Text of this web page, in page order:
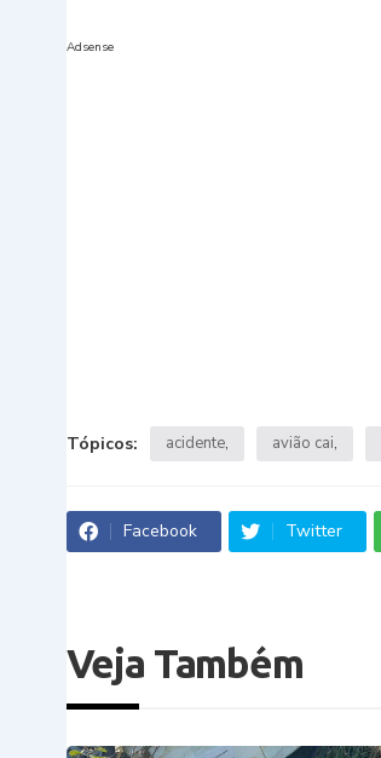
Adsense
Tópicos: acidente avião cai
Facebook Twitter
Veja Também